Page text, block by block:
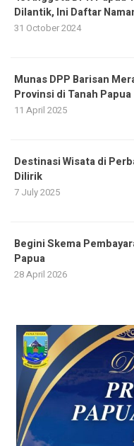
Dilantik, Ini Daftar
31 October 2024
Munas DPP Barisan
Provinsi di Tanah Papua
11 April 2025
Destinasi Wisata di
Dilirik
7 July 2025
Begini Skema
Papua
28 April 2026